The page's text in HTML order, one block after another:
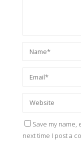
Save my name,
next time I post a